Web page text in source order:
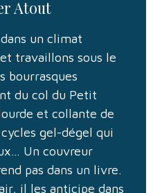
Atout
un climat
travaillons sous le
bourrasques
du col du Petit
et collante de
gel-dégel qui
Un couvreur
pas dans un livre.
il les anticipe dans